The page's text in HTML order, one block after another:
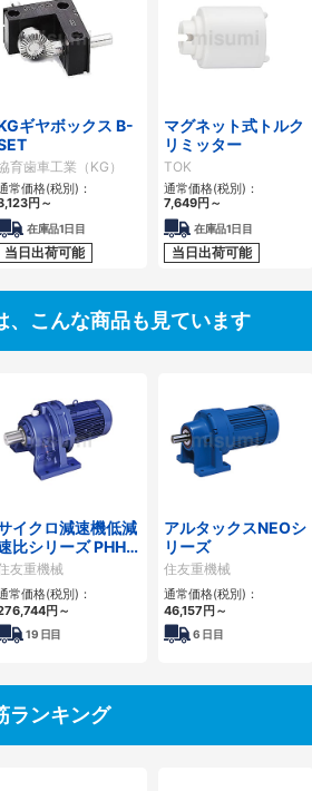
ギヤボックス B-
育歯車工業（KG）
常価格(税別)：
円～
在庫品1日目
当日出荷可能
マグネット式トルク
リミッター
TOK
通常価格(税別)：
7,649円～
在庫品1日目
当日出荷可能
、こんな商品も見ています
イクロ減速機低減
比シリーズ PHHM
友重機械
常価格(税別)：
円～
19 日目
アルタックスNEOシ
リーズ
住友重機械
通常価格(税別)：
46,157円～
6 日目
ランキング